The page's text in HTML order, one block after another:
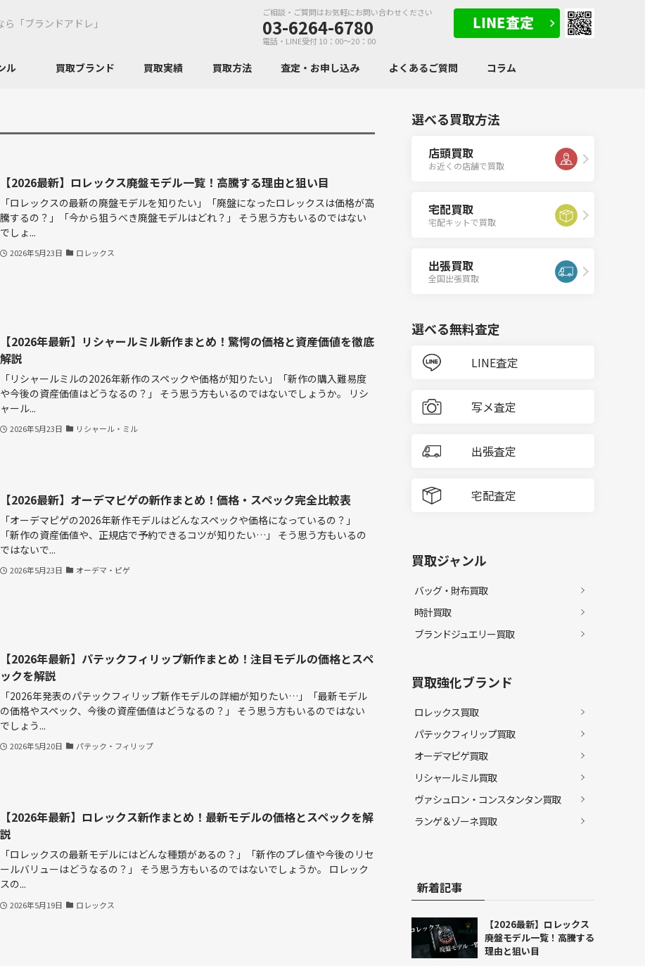
ら 「ブランドアドレ」
ご相談・ご質問はお気軽にお問い合わせください
03-6264-6780
電話・LINE受付 10：00～20：00
ル 買取ブランド 買取実績 買取方法 査定・お申し込み よくあるご質問 コラム
【2026最新】ロレックス廃盤モデル一覧！高騰する理由と狙い目
「ロレックスの最新の廃盤モデルを知りたい」「廃盤になったロレックスは価格が高
騰するの？」「今から狙うべき廃盤モデルはどれ？」 そう思う方もいるのではない
でしょ...
2026年5月23日 ロレックス
【2026年最新】リシャールミル新作まとめ！驚愕の価格と資産価値を徹底
解説
「リシャールミルの2026年新作のスペックや価格が知りたい」「新作の購入難易度
や今後の資産価値はどうなるの？」 そう思う方もいるのではないでしょうか。 リシ
ャール...
2026年5月23日 リシャール・ミル
【2026最新】オーデマピゲの新作まとめ！価格・スペック完全比較表
「オーデマピゲの2026年新作モデルはどんなスペックや価格になっているの？」
「新作の資産価値や、正規店で予約できるコツが知りたい…」 そう思う方もいるの
ではないで...
2026年5月23日 オーデマ・ピゲ
【2026年最新】パテックフィリップ新作まとめ！注目モデルの価格とスペ
ックを解説
「2026年発表のパテックフィリップ新作モデルの詳細が知りたい…」「最新モデル
の価格やスペック、今後の資産価値はどうなるの？」 そう思う方もいるのではない
でしょう...
2026年5月20日 パテック・フィリップ
【2026年最新】ロレックス新作まとめ！最新モデルの価格とスペックを解
説
「ロレックスの最新モデルにはどんな種類があるの？」「新作のプレ値や今後のリセ
ールバリューはどうなるの？」 そう思う方もいるのではないでしょうか。 ロレック
スの...
2026年5月19日 ロレックス
選べる買取方法
店頭買取
お近くの店舗で買取
宅配買取
宅配キットで買取
出張買取
全国出張買取
選べる無料査定
LINE査定
写メ査定
出張査定
宅配査定
買取ジャンル
バッグ・財布買取
時計買取
ブランドジュエリー買取
買取強化ブランド
ロレックス買取
パテックフィリップ買取
オーデマピゲ買取
リシャールミル買取
ヴァシュロン・コンスタンタン買取
ランゲ＆ゾーネ買取
新着記事
【2026最新】ロレックス
廃盤モデル一覧！高騰する
理由と狙い目